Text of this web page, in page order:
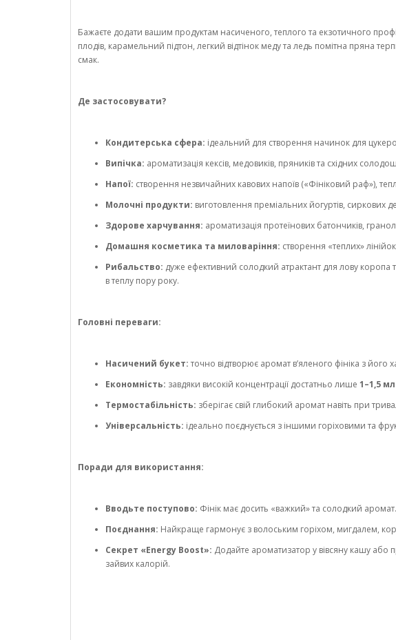
Бажаєте додати вашим продуктам насиченого, теплого та екзотичного
плодів, карамельний підтон, легкий відтінок меду та ледь помітна пряна
смак.
Де застосовувати?
Кондитерська сфера: ідеальний для створення начинок для
Випічка: ароматизація кексів, медовиків, пряників та східних
Напої: створення незвичайних кавових напоїв («Фініковий раф»),
Молочні продукти: виготовлення преміальних йогуртів, сиркових
Здорове харчування: ароматизація протеїнових батончиків,
Домашня косметика та миловаріння: створення «теплих»
Рибальство: дуже ефективний солодкий атрактант для лову
в теплу пору року.
Головні переваги:
Насичений букет:точно відтворює аромат в’яленого фініка з
Економність: завдяки високій концентрації достатньо лише 1–1,5
Термостабільність: зберігає свій глибокий аромат навіть при
Універсальність: ідеально поєднується з іншими горіховими та
Поради для використання:
Вводьте поступово: Фінік має досить «важкий» та солодкий
Поєднання: Найкраще гармонує з волоським горіхом, мигдалем,
Секрет «Energy Boost»: Додайте ароматизатор у вівсяну кашу або
зайвих калорій.